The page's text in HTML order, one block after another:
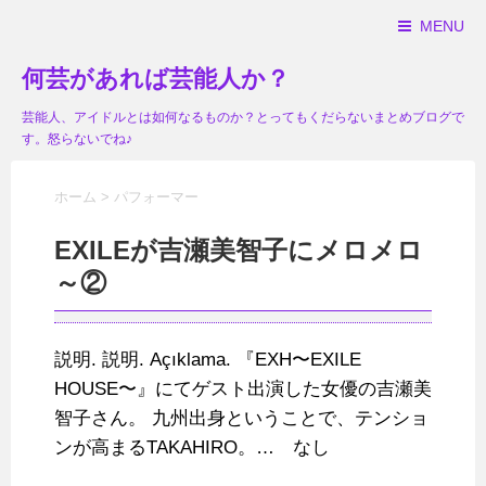
MENU
何芸があれば芸能人か？
芸能人、アイドルとは如何なるものか？とってもくだらないまとめブログで
す。怒らないでね♪
ホーム > パフォーマー
EXILEが吉瀬美智子にメロメロ
～②
説明. 説明. Açıklama. 『EXH〜EXILE
HOUSE〜』にてゲスト出演した女優の吉瀬美
智子さん。 九州出身ということで、テンショ
ンが高まるTAKAHIRO。… なし